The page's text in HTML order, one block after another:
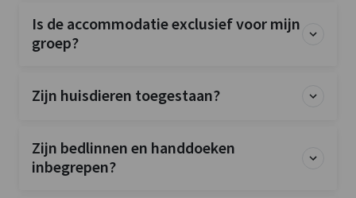
Is de accommodatie exclusief voor mijn
groep?
Zijn huisdieren toegestaan?
Zijn bedlinnen en handdoeken
inbegrepen?